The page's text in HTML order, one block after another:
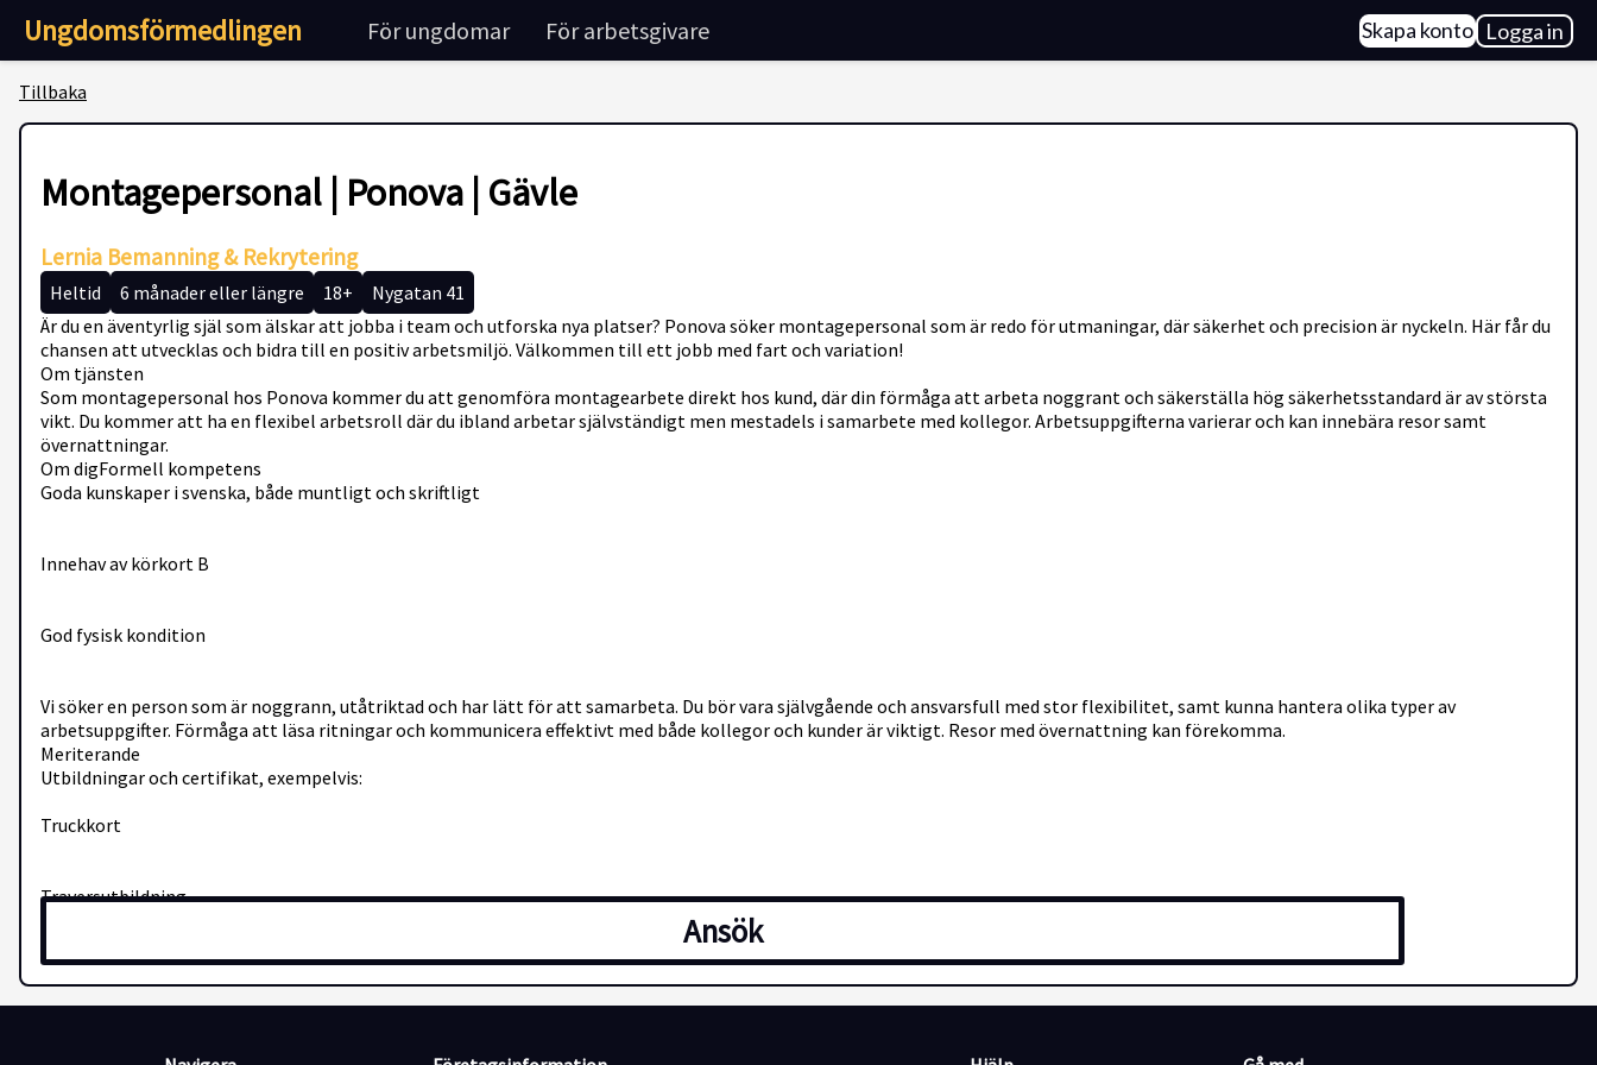
Ungdomsförmedlingen För ungdomar För arbetsgivare Skapa konto Logga in
Tillbaka
Montagepersonal | Ponova | Gävle
Lernia Bemanning & Rekrytering
Heltid 6 månader eller längre 18+
Nygatan 41
Är du en äventyrlig själ som älskar att jobba i team och utforska nya platser? Ponova söker montagepersonal som är redo för utmaningar, där säkerhet och precision är nyckeln. Här får du
chansen att utvecklas och bidra till en positiv arbetsmiljö. Välkommen till ett jobb med fart och variation!
Om tjänsten
Som montagepersonal hos Ponova kommer du att genomföra montagearbete direkt hos kund, där din förmåga att arbeta noggrant och säkerställa hög säkerhetsstandard är av största
vikt. Du kommer att ha en flexibel arbetsroll där du ibland arbetar självständigt men mestadels i samarbete med kollegor. Arbetsuppgifterna varierar och kan innebära resor samt
övernattningar.
Om digFormell kompetens
Goda kunskaper i svenska, både muntligt och skriftligt
Innehav av körkort B
God fysisk kondition
Vi söker en person som är noggrann, utåtriktad och har lätt för att samarbeta. Du bör vara självgående och ansvarsfull med stor flexibilitet, samt kunna hantera olika typer av
arbetsuppgifter. Förmåga att läsa ritningar och kommunicera effektivt med både kollegor och kunder är viktigt. Resor med övernattning kan förekomma.
Meriterande
Utbildningar och certifikat, exempelvis:
Truckkort
Traversutbildning
Hjullastarutbildning
Ansök